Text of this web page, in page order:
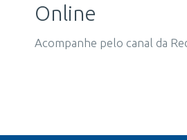
Online
Acompanhe pelo canal da